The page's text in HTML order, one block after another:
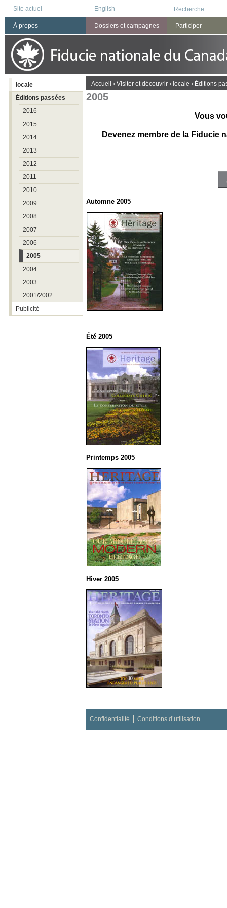
Site actuel English Recherche
You are here
Accueil › Visiter et découvrir › locale › Éditions
2005
Vous
Devenez membre de la Fiducie
Automne 2005
Été 2005
Printemps 2005
Hiver 2005
À propos Dossiers et campagnes Participer
locale
Éditions passées
2016
2015
2014
2013
2012
2011
2010
2009
2008
2007
2006
2005
2004
2003
2001/2002
Publicité
Confidentialité Conditions d’utilisation